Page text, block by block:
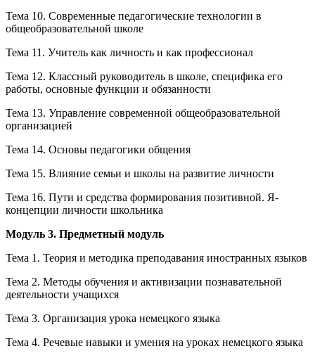
Тема 10. Современные педагогические технологии в
общеобразовательной школе
Тема 11. Учитель как личность и как профессионал
Тема 12. Классный руководитель в школе, специфика его
работы, основные функции и обязанности
Тема 13. Управление современной общеобразовательной
организацией
Тема 14. Основы педагогики общения
Тема 15. Влияние семьи и школы на развитие личности
Тема 16. Пути и средства формирования позитивной. Я-
концепции личности школьника
Модуль 3. Предметный модуль
Тема 1. Теория и методика преподавания иностранных языков
Тема 2. Методы обучения и активизации познавательной
деятельности учащихся
Тема 3. Организация урока немецкого языка
Тема 4. Речевые навыки и умения на уроках немецкого языка